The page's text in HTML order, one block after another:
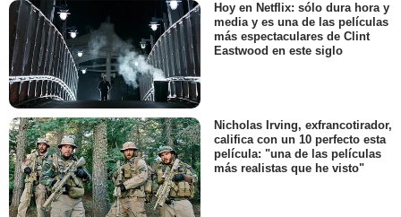
Hoy en Netflix: sólo dura hora y
media y es una de las películas
más espectaculares de Clint
Eastwood en este siglo
Nicholas Irving, exfrancotirador,
califica con un 10 perfecto esta
película: "una de las películas
más realistas que he visto"